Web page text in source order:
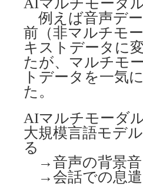
AIマルチモーダ
例えば音声デ
前（非マルチモ
キストデータに
たが、マルチモ
トデータを一気
た。
AIマルチモーダ
大規模言語モデ
る
→音声の背景音
→会話での息遣